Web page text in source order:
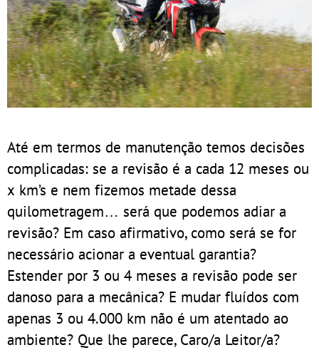
Até em termos de manutenção temos decisões
complicadas: se a revisão é a cada 12 meses ou
x km’s e nem fizemos metade dessa
quilometragem… será que podemos adiar a
revisão? Em caso afirmativo, como será se for
necessário acionar a eventual garantia?
Estender por 3 ou 4 meses a revisão pode ser
danoso para a mecânica? E mudar fluídos com
apenas 3 ou 4.000 km não é um atentado ao
ambiente? Que lhe parece, Caro/a Leitor/a?